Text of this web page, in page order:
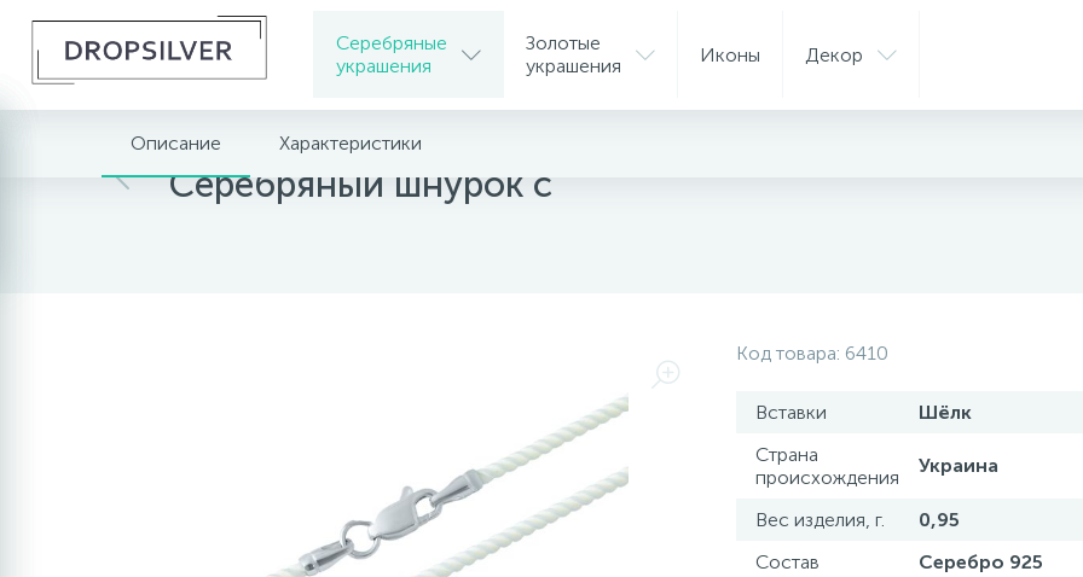
Серебряные
украшения
Золотые
украшения
Иконы Декор
Главная Серебряные украшения
Серебряный шнурок с
Описание Характеристики
Код товара: 6410
Вставки
Шёлк
Страна
происхождения
Украина
Вес изделия, г.
0,95
Состав
Серебро 925